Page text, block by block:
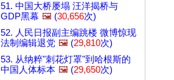
51. 中国大桥屡塌 汪洋揭桥与
GDP黑幕 🖼️ (30,656次)
52. 人民日报副主编跳楼 微博惊现
法制编辑退党 🖼️ (29,810次)
53. 从纳粹"刺花灯罩"到哈根斯的
中国人体标本 🖼️ (29,650次)